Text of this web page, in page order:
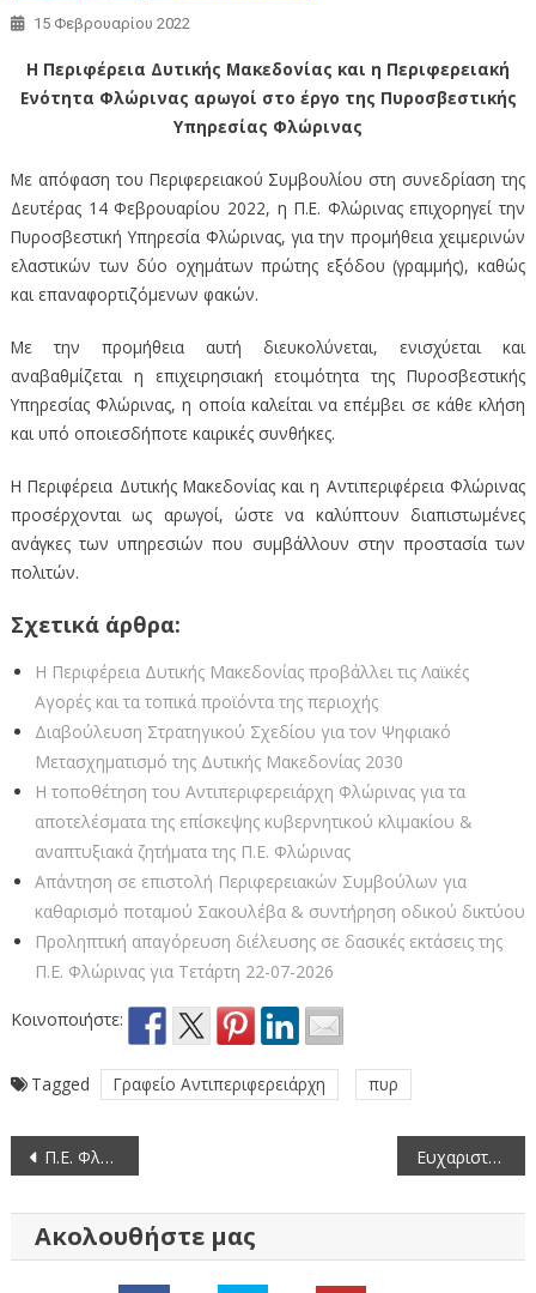
15 Φεβρουαρίου 2022
Η Περιφέρεια Δυτικής Μακεδονίας και η Περιφερειακή
Ενότητα Φλώρινας αρωγοί στο έργο της Πυροσβεστικής
Υπηρεσίας Φλώρινας
Με απόφαση του Περιφερειακού Συμβουλίου στη συνεδρίαση της
Δευτέρας 14 Φεβρουαρίου 2022, η Π.Ε. Φλώρινας επιχορηγεί την
Πυροσβεστική Υπηρεσία Φλώρινας, για την προμήθεια χειμερινών
ελαστικών των δύο οχημάτων πρώτης εξόδου (γραμμής), καθώς
και επαναφορτιζόμενων φακών.
Με την προμήθεια αυτή διευκολύνεται, ενισχύεται και
αναβαθμίζεται η επιχειρησιακή ετοιμότητα της Πυροσβεστικής
Υπηρεσίας Φλώρινας, η οποία καλείται να επέμβει σε κάθε κλήση
και υπό οποιεσδήποτε καιρικές συνθήκες.
Η Περιφέρεια Δυτικής Μακεδονίας και η Αντιπεριφέρεια Φλώρινας
προσέρχονται ως αρωγοί, ώστε να καλύπτουν διαπιστωμένες
ανάγκες των υπηρεσιών που συμβάλλουν στην προστασία των
πολιτών.
Σχετικά άρθρα:
Η Περιφέρεια Δυτικής Μακεδονίας προβάλλει τις Λαϊκές
Αγορές και τα τοπικά προϊόντα της περιοχής
Διαβούλευση Στρατηγικού Σχεδίου για τον Ψηφιακό
Μετασχηματισμό της Δυτικής Μακεδονίας 2030
Η τοποθέτηση του Αντιπεριφερειάρχη Φλώρινας για τα
αποτελέσματα της επίσκεψης κυβερνητικού κλιμακίου &
αναπτυξιακά ζητήματα της Π.Ε. Φλώρινας
Απάντηση σε επιστολή Περιφερειακών Συμβούλων για
καθαρισμό ποταμού Σακουλέβα & συντήρηση οδικού δικτύου
Προληπτική απαγόρευση διέλευσης σε δασικές εκτάσεις της
Π.Ε. Φλώρινας για Τετάρτη 22-07-2026
Κοινοποιήστε:
Tagged Γραφείο Αντιπεριφερειάρχη πυρ
Πλοήγηση
Π.Ε. Φλώρινας: ετήσιος απολογισμός πεπραγμένων (2021) Ευχαριστήρια Επιστολή του Αντιπεριφερειάρχη Φλώρινας στον Πρόεδρο του “Χαμόγελου του Παιδιού”
Ακολουθήστε μας